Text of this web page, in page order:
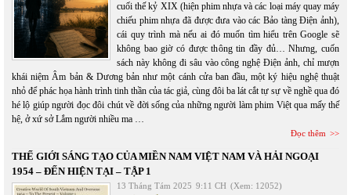
cuối thế kỷ XIX (hiện phim nhựa và các loại máy quay máy
chiếu phim nhựa đã được đưa vào các Bảo tàng Điện ảnh),
cái quy trình mà nếu ai đó muốn tìm hiểu trên Google sẽ
không bao giờ có được thông tin đầy đủ… Nhưng, cuốn
sách này không đi sâu vào công nghệ Điện ảnh, chỉ mượn
khái niệm Âm bản & Dương bản như một cánh cửa ban đầu, một ký hiệu nghệ thuật
nhỏ để phác họa hành trình tinh thần của tác giả, cùng đôi ba lát cắt tự sự về nghề qua đó
hé lộ giúp người đọc đôi chút về đời sống của những người làm phim Việt qua mấy thế
hệ, ở xứ sở Lắm người nhiều ma …
Đọc thêm
THẾ GIỚI SÁNG TẠO CỦA MIỀN NAM VIỆT NAM VÀ HẢI NGOẠI
1954 – ĐẾN HIỆN TẠI – TẬP 1
13 Tháng Tám 2025 9:11 CH (Xem: 12052)